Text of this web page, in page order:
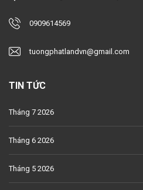
0909614569
tuongphatlandvn@gmail.com
TIN TỨC
Tháng 7 2026
Tháng 6 2026
Tháng 5 2026